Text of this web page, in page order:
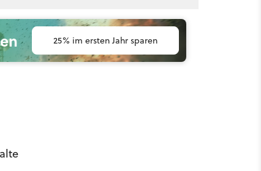
25% im ersten Jahr sparen